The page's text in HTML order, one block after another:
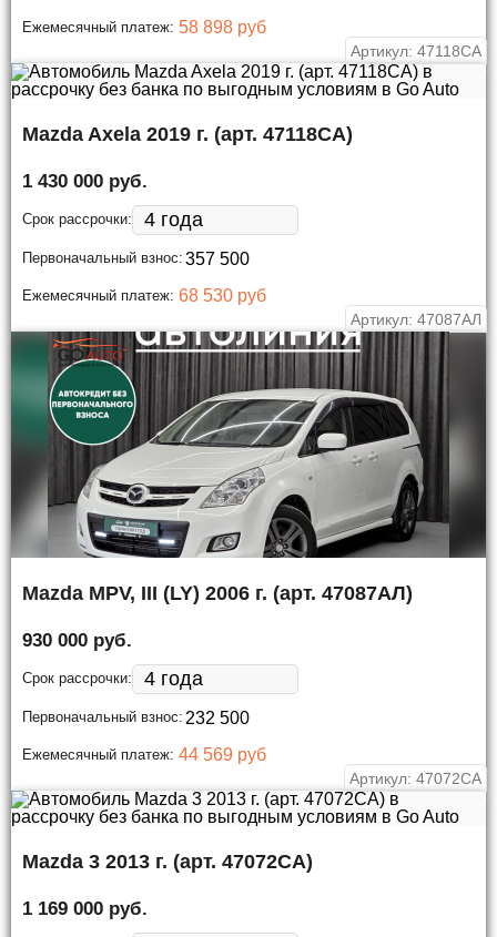
Ежемесячный платеж: 58 898 руб
Артикул: 47118СА
Mazda Axela 2019 г. (арт. 47118СА)
1 430 000 руб.
Срок рассрочки:
Первоначальный взнос:
Ежемесячный платеж: 68 530 руб
Артикул: 47087АЛ
Mazda MPV, III (LY) 2006 г. (арт. 47087АЛ)
930 000 руб.
Срок рассрочки:
Первоначальный взнос:
Ежемесячный платеж: 44 569 руб
Артикул: 47072СА
Mazda 3 2013 г. (арт. 47072СА)
1 169 000 руб.